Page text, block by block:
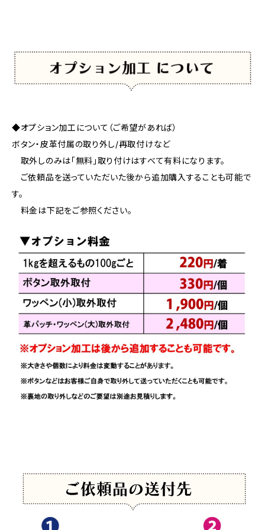
◆オプション加工について（ご希望があれば）
ボタン・皮革付属の取り外し/再取付けなど
取外しのみは「無料」取り付けはすべて有料になります。
ご依頼品を送っていただいた後から追加購入することも可能で
す。
料金は下記をご参照ください。